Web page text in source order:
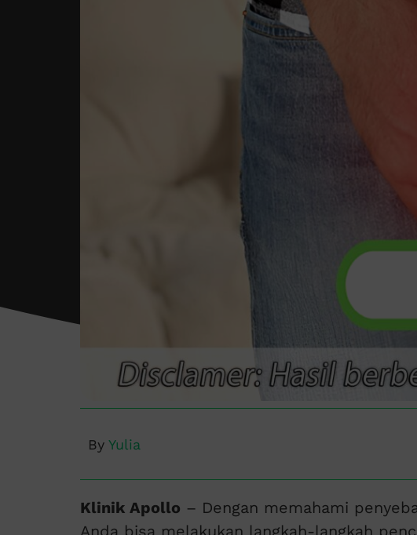
By Yulia
Klinik Apollo – Dengan memahami